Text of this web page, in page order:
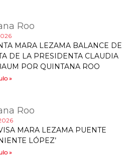
Roo
MARA LEZAMA BALANCE DE
DE LA PRESIDENTA CLAUDIA
POR QUINTANA ROO
»
Roo
MARA LEZAMA PUENTE
LÓPEZ’
»